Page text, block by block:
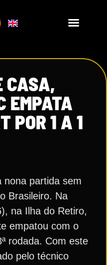
CASA,
EMPATA
POR 1 A 1
nona partida sem
Brasileiro. Na
na Ilha do Retiro,
empatou com o
rodada. Com este
pelo técnico